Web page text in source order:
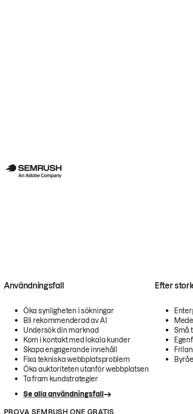
Användningsfall
Öka synligheten i sökningar
Bli rekommenderad av AI
Undersök din marknad
Kom i kontakt med lokala kunder
Skapa engagerande innehåll
Fixa tekniska webbplatsproblem
Öka auktoriteten utanför webbplatsen
Ta fram kundstrategier
Se alla användningsfall
Efter
Små
PROVA SEMRUSH ONE GRATIS